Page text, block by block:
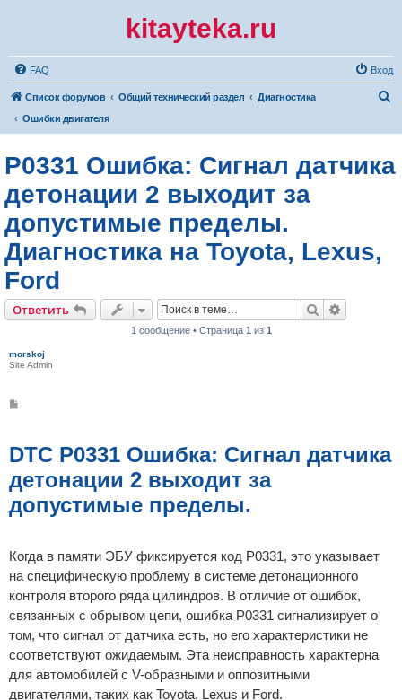
kitayteka.ru
FAQ Вход
Список форумов Общий технический раздел
Диагностика
Ошибки двигателя
с
P0331 Ошибка: Сигнал датчика
детонации 2 выходит за
допустимые пределы.
Диагностика на Toyota, Lexus,
Ford
Ответить Поиск
1 сообщение • Страница 1 из 1
morskoj
Site Admin
щ
е
и
е
DTC P0331 Ошибка: Сигнал датчика
детонации 2 выходит за
допустимые пределы.
Когда в памяти ЭБУ фиксируется код P0331, это указывает
на специфическую проблему в системе детонационного
контроля второго ряда цилиндров. В отличие от ошибок,
связанных с обрывом цепи, ошибка P0331 сигнализирует о
том, что сигнал от датчика есть, но его характеристики не
соответствуют ожидаемым. Эта неисправность характерна
для автомобилей с V-образными и оппозитными
двигателями, таких как Toyota, Lexus и Ford.